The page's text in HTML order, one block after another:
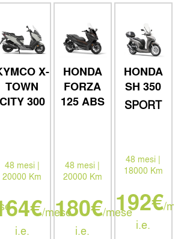
X-
TOWN
CITY 300
48 mesi |
20000 Km
/mese
i.e.
HONDA
FORZA
125 ABS
48 mesi |
20000 Km
180€/mese
i.e.
HONDA
SH 350
SPORT
bauletto
48 mesi |
18000 Km
192€/
i.e.